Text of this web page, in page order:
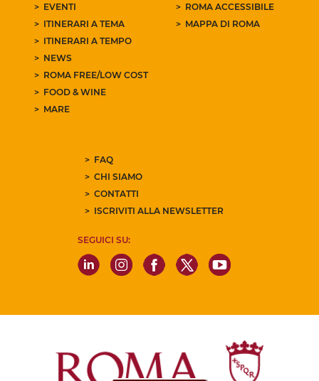
EVENTI
ITINERARI A TEMA
ITINERARI A TEMPO
NEWS
ROMA FREE/LOW COST
FOOD & WINE
MARE
ROMA ACCESSIBILE
MAPPA DI ROMA
FAQ
CHI SIAMO
CONTATTI
ISCRIVITI ALLA NEWSLETTER
SEGUICI SU: